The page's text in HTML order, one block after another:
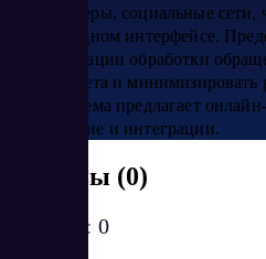
мессенджеры, социальные
почту в одном интерфейсе.
автоматизации обработки
время ответа и
Desk система предлагает
приложение и интеграции.
Отзывы (0)
Рейтинг: 0